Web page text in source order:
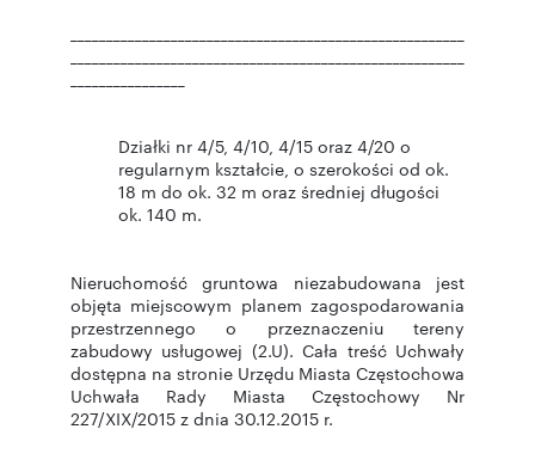
Działki nr 4/5, 4/10, 4/15 oraz 4/20 o
regularnym kształcie, o szerokości od ok.
18 m do ok. 32 m oraz średniej długości
ok. 140 m.
Nieruchomość gruntowa niezabudowana jest
objęta miejscowym planem zagospodarowania
przestrzennego o przeznaczeniu tereny
zabudowy usługowej (2.U). Cała treść Uchwały
dostępna na stronie Urzędu Miasta Częstochowa
Uchwała Rady Miasta Częstochowy Nr
227/XIX/2015 z dnia 30.12.2015 r.